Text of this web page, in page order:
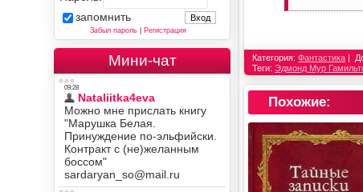
Категория:Фантастика
Теги:Эдмонд Мур
Похожие:
запомнить
Забыл пароль| Регистрация
Мини-чат